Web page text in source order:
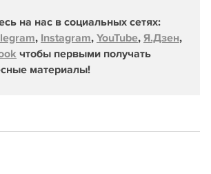
на нас в социальных сетях:
, Instagram, YouTube, Я.Дзен,
чтобы первыми получать
материалы!